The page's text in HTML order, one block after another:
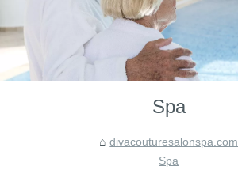
Spa
divacouturesalonspa.com
Spa